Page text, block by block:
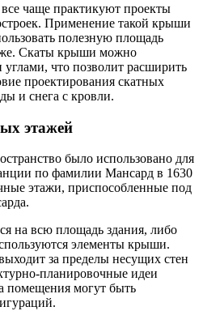
чаще практикуют проекты
Применение такой крыши
полезную площадь
Скаты крыши можно
что позволит расширить
проектирования скатных
и снега с кровли.
этажей
было использовано для
по фамилии Мансард в 1630
этажи, приспособленные под
на всю площадь здания, либо
элементы крыши.
за пределы несущих стен
планировочные идеи
помещения могут быть